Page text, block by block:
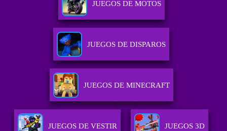
JUEGOS DE MOTOS
JUEGOS DE DISPAROS
JUEGOS DE MINECRAFT
JUEGOS DE VESTIR JUEGOS 3D